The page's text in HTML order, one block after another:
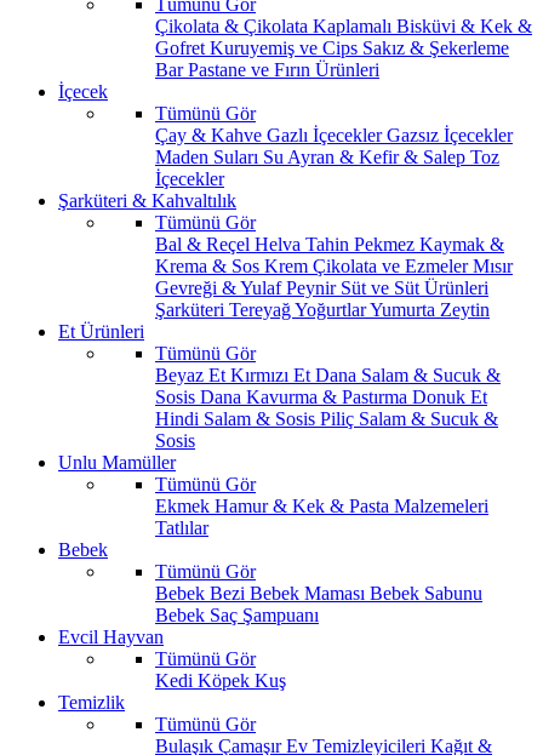
Çikolata & Çikolata Kaplamalı Bisküvi & Kek &
Gofret Kuruyemiş ve Cips Sakız & Şekerleme
BarPastane ve Fırın Ürünleri
İçecek
Tümünü Gör
Çay & Kahve Gazlı İçeceklerGazsız İçecekler
Maden Suları Su Ayran & Kefir & Salep Toz
İçecekler
Şarküteri & Kahvaltılık
Tümünü Gör
Bal & Reçel Helva Tahin Pekmez Kaymak &
Krema & Sos Krem Çikolata ve EzmelerMısır
Gevreği & YulafPeynir Süt ve Süt Ürünleri
Şarküteri TereyağYoğurtlarYumurta Zeytin
Et Ürünleri
Tümünü Gör
Beyaz Et Kırmızı Et Dana Salam & Sucuk &
Sosis Dana Kavurma & Pastırma Donuk Et
Hindi Salam & Sosis Piliç Salam & Sucuk &
Sosis
Unlu Mamüller
Tümünü Gör
Ekmek Hamur & Kek & Pasta Malzemeleri
Tatlılar
Bebek
Tümünü Gör
Bebek Bezi Bebek Maması Bebek Sabunu
Bebek Saç Şampuanı
Evcil Hayvan
Tümünü Gör
Kedi Köpek Kuş
Temizlik
Tümünü Gör
Bulaşık ÇamaşırEv Temizleyicileri Kağıt &